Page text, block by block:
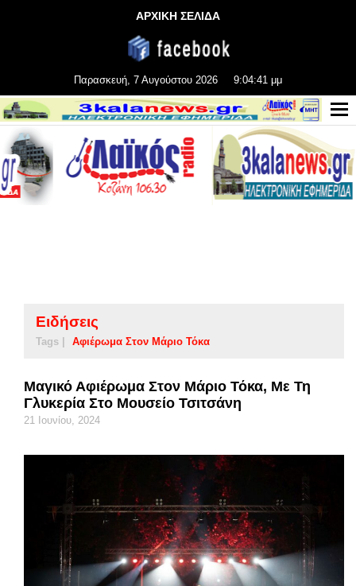
ΑΡΧΙΚΗ ΣΕΛΙΔΑ
Παρασκευή, 7 Αυγούστου 2026 9:04:42 μμ
Ειδήσεις
Tags | Αφιέρωμα Στον Μάριο Τόκα
Μαγικό Αφιέρωμα Στον Μάριο Τόκα, Με Τη
Γλυκερία Στο Μουσείο Τσιτσάνη
21 Ιουνίου, 2024